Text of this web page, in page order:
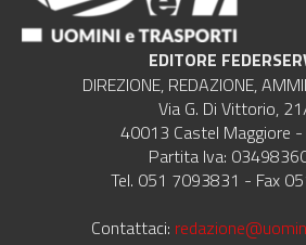
EDITORE
DIREZIONE, REDAZIONE,
Via G. Di Vittorio,
40013 Castel Maggiore
Partita Iva:
Tel. 051 7093831 - Fax
Contattaci: